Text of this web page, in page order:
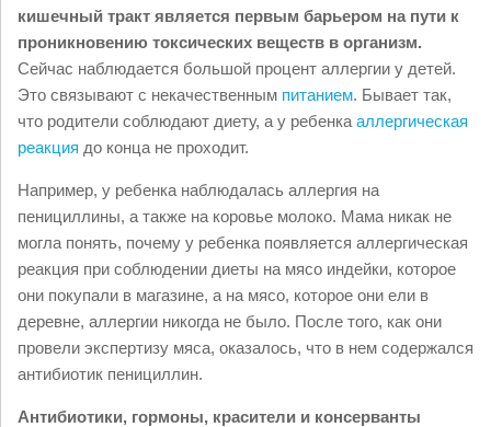
кишечный тракт является первым барьером на пути к
проникновению токсических веществ в организм.
Сейчас наблюдается большой процент аллергии у детей.
Это связывают с некачественным питанием. Бывает так,
что родители соблюдают диету, а у ребенка аллергическая
реакция до конца не проходит.
Например, у ребенка наблюдалась аллергия на
пенициллины, а также на коровье молоко. Мама никак не
могла понять, почему у ребенка появляется аллергическая
реакция при соблюдении диеты на мясо индейки, которое
они покупали в магазине, а на мясо, которое они ели в
деревне, аллергии никогда не было. После того, как они
провели экспертизу мяса, оказалось, что в нем содержался
антибиотик пенициллин.
Антибиотики, гормоны, красители и консерванты